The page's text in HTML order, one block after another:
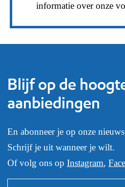
informatie over onze
Blijf op de
aanbiedingen
En abonneer je op onze
Schrijf je uit wanneer je wilt.
Of volg ons op Instagram,